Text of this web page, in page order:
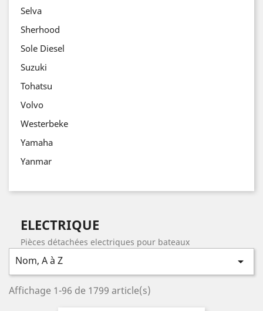
Selva
Sherhood
Sole Diesel
Suzuki
Tohatsu
Volvo
Westerbeke
Yamaha
Yanmar
ELECTRIQUE
Pièces détachées electriques pour bateaux
Nom, A à Z 
Affichage 1-96 de 1799 article(s)